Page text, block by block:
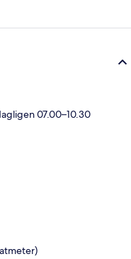
07.00–10.30